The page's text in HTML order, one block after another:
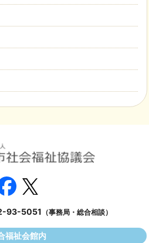
93-5051 （事務局・総合相談）
福祉会館内